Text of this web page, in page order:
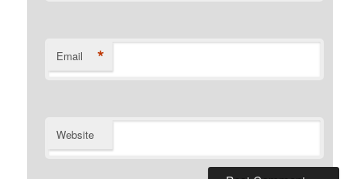
Email *
Website